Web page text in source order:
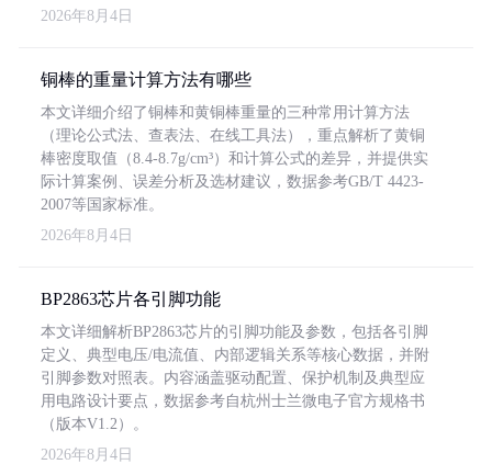
2026年8月4日
铜棒的重量计算方法有哪些
本文详细介绍了铜棒和黄铜棒重量的三种常用计算方法
（理论公式法、查表法、在线工具法），重点解析了黄铜
棒密度取值（8.4-8.7g/cm³）和计算公式的差异，并提供实
际计算案例、误差分析及选材建议，数据参考GB/T 4423-
2007等国家标准。
2026年8月4日
BP2863芯片各引脚功能
本文详细解析BP2863芯片的引脚功能及参数，包括各引脚
定义、典型电压/电流值、内部逻辑关系等核心数据，并附
引脚参数对照表。内容涵盖驱动配置、保护机制及典型应
用电路设计要点，数据参考自杭州士兰微电子官方规格书
（版本V1.2）。
2026年8月4日